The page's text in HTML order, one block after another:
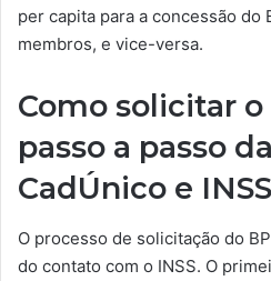
per capita para a concessão do
membros, e vice-versa.
Como solicitar o
passo a passo
CadÚnico e INSS
O processo de solicitação do
do contato com o INSS. O